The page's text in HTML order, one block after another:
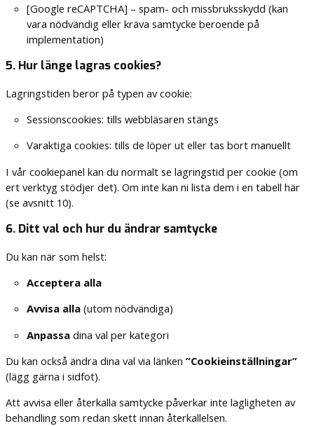
[Google reCAPTCHA] – spam- och missbruksskydd (kan
vara nödvändig eller kräva samtycke beroende på
implementation)
5. Hur länge lagras cookies?
Lagringstiden beror på typen av cookie:
Sessionscookies: tills webbläsaren stängs
Varaktiga cookies: tills de löper ut eller tas bort manuellt
I vår cookiepanel kan du normalt se lagringstid per cookie (om
ert verktyg stödjer det). Om inte kan ni lista dem i en tabell här
(se avsnitt 10).
6. Ditt val och hur du ändrar samtycke
Du kan när som helst:
Acceptera alla
Avvisa alla (utom nödvändiga)
Anpassa dina val per kategori
Du kan också ändra dina val via länken ”Cookieinställningar”
(lägg gärna i sidfot).
Att avvisa eller återkalla samtycke påverkar inte lagligheten av
behandling som redan skett innan återkallelsen.